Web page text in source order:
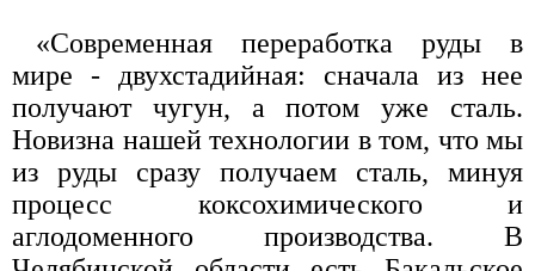
«Современная переработка руды в
мире - двухстадийная: сначала из нее
получают чугун, а потом уже сталь.
Новизна нашей технологии в том, что мы
из руды сразу получаем сталь, минуя
процесс коксохимического и
аглодоменного производства. В